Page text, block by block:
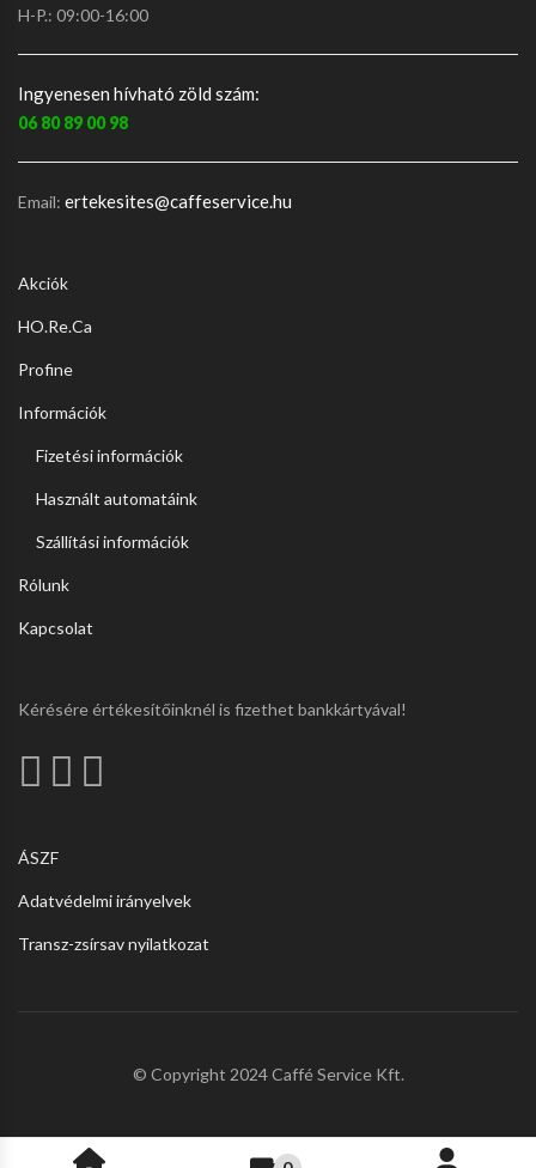
H-P.: 09:00-16:00
Ingyenesen hívható zöld szám:
06 80 89 00 98
Email: ertekesites@caffeservice.hu
Akciók
HO.Re.Ca
Profine
Információk
Fizetési információk
Használt automatáink
Szállítási információk
Rólunk
Kapcsolat
Kérésére értékesítőinknél is fizethet bankkártyával!
ÁSZF
Adatvédelmi irányelvek
Transz-zsírsav nyilatkozat
© Copyright 2024 Caffé Service Kft.